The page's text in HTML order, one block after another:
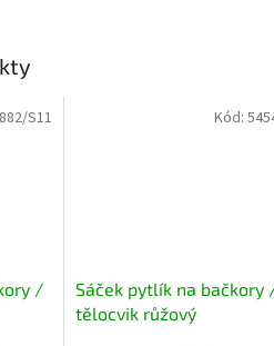
/
882/S11
Sáček pytlík na bačkory
tělocvik růžový
Kód: